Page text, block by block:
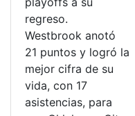
regreso.
Westbrook anotó
21 puntos y logró la
mejor cifra de su
vida, con 17
asistencias, para